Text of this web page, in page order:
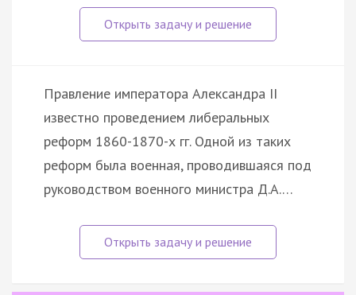
Правление императора Александра II
известно проведением либеральных
реформ 1860-1870-х гг. Одной из таких
реформ была военная, проводившаяся под
руководством военного министра Д.А.…